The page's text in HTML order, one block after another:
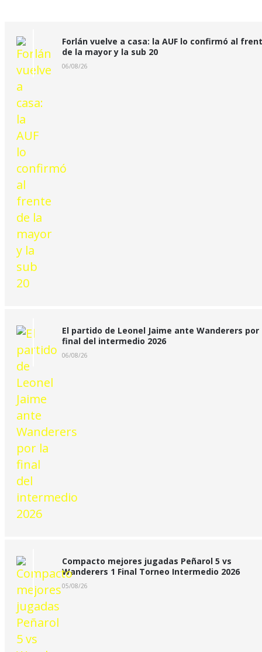
Forlán vuelve a casa: la AUF lo confirmó al
de la mayor y la sub 20
06/08/26
El partido de Leonel Jaime ante Wanderers por
final del intermedio 2026
06/08/26
Compacto mejores jugadas Peñarol 5 vs
Wanderers 1 Final Torneo Intermedio 2026
05/08/26